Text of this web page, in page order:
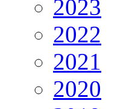
2023
2022
2021
2020